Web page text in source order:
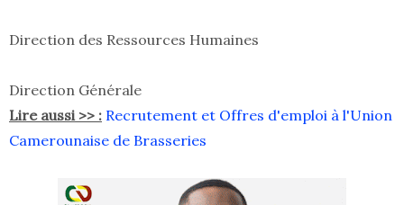
Direction des Ressources Humaines
Direction Générale
Lire aussi >> : Recrutement et Offres d'emploi à l'Union
Camerounaise de Brasseries